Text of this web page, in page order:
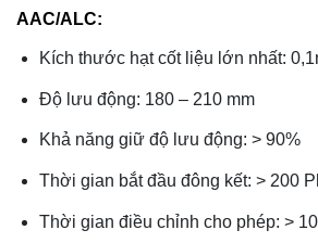
AAC/ALC:
Kích thước hạt cốt liệu lớn nhất:
Độ lưu động: 180 – 210 mm
Khả năng giữ độ lưu động: > 90%
Thời gian bắt đầu đông kết: > 200
Thời gian điều chỉnh cho phép: >